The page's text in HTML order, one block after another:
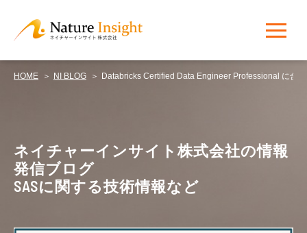
HOME NI BLOG Databricks Certified Data Engineer Professional に合
ネイチャーインサイト株式会社の情報
発信ブログ
SASに関する技術情報など